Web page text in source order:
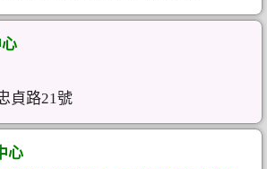
貞路21號
心